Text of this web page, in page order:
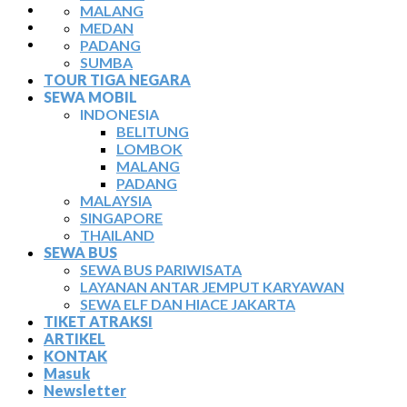
TIKET ATRAKSI
ARTIKEL
KONTAK
MALANG
MEDAN
PADANG
SUMBA
TOUR TIGA NEGARA
SEWA MOBIL
INDONESIA
BELITUNG
LOMBOK
MALANG
PADANG
MALAYSIA
SINGAPORE
THAILAND
SEWA BUS
SEWA BUS PARIWISATA
LAYANAN ANTAR JEMPUT KARYAWAN
SEWA ELF DAN HIACE JAKARTA
TIKET ATRAKSI
ARTIKEL
KONTAK
Masuk
Newsletter